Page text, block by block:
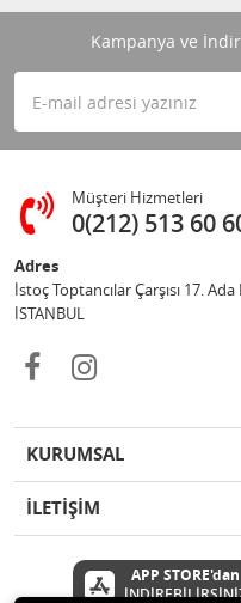
Kampanya ve
Müşteri Hizmetleri
0(212) 513 60
Adres
İstoç Toptancılar Çarşısı 17.
İSTANBUL
KURUMSAL
İLETİŞİM
APP STORE'dan